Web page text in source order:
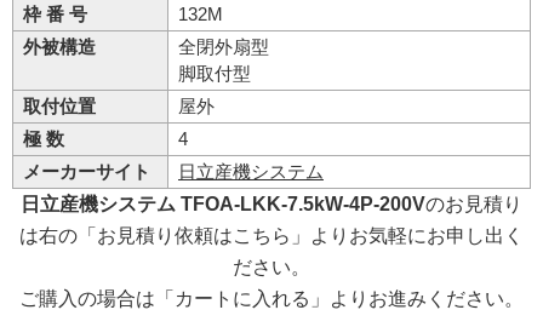
枠 番 号
132M
外被構造
全閉外扇型
脚取付型
取付位置
屋外
極 数
4
メーカーサイト
日立産機システム
日立産機システム TFOA-LKK-7.5kW-4P-200Vのお見積り
は右の「お見積り依頼はこちら」よりお気軽にお申し出く
ださい。
ご購入の場合は「カートに入れる」よりお進みください。